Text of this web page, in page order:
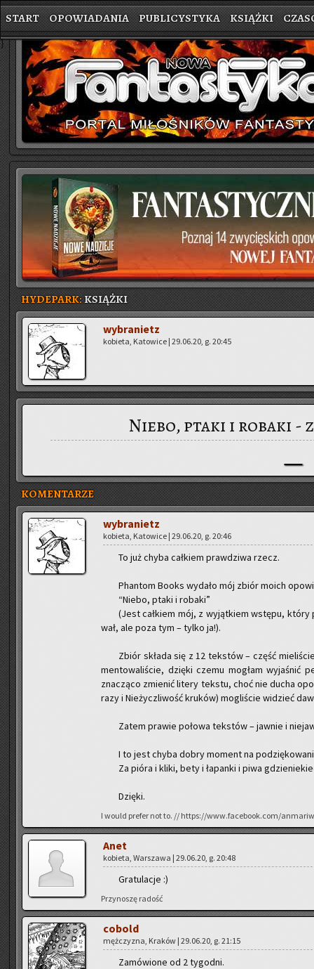
START OPOWIADANIA PUBLICYSTYKA KSIĄŻKI
}
HYDEPARK:KSIĄŻKI
wy­bra­nietz
ko­bie­ta, Ka­to­wi­ce | 29.06.20, g. 20:45
Niebo, ptaki i robaki -
KOMENTARZE
wy­bra­nietz
ko­bie­ta, Ka­to­wi­ce | 29.06.20, g. 20:46
To już chyba cał­kiem praw­dzi­wa rzecz.
Phan­tom Books wy­da­ło mój zbiór moich
“Niebo, ptaki i ro­ba­ki”
(Jest cał­kiem mój, z wy­jąt­kiem wstę­pu,
wał, ale poza tym – tylko ja!).
Zbiór skła­da się z 12 tek­stów – część
men­to­wa­li­ście, dzię­ki czemu mo­głam wy­ja­śnić
zna­czą­co zmie­nić li­te­ry tek­stu, choć nie ducha
ra­zy i Nie­życz­li­wość kru­ków) mo­gli­ście wi­dzieć
Zatem pra­wie po­ło­wa tek­stów – jaw­nie i
I to jest chyba dobry mo­ment na
Za pióra i kliki, bety i ła­pan­ki i piwa
Dzię­ki.
I would pre­fer not to. // https://www.facebook.com/
Anet
ko­bie­ta, War­sza­wa | 29.06.20, g. 20:48
Gra­tu­la­cje :)
Przy­no­szę ra­dość
co­bold
męż­czy­zna, Kra­ków | 29.06.20, g. 21:15
Za­mó­wio­ne od 2 ty­go­dni.